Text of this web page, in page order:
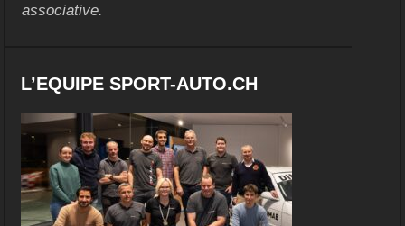
associative.
L’EQUIPE SPORT-AUTO.CH